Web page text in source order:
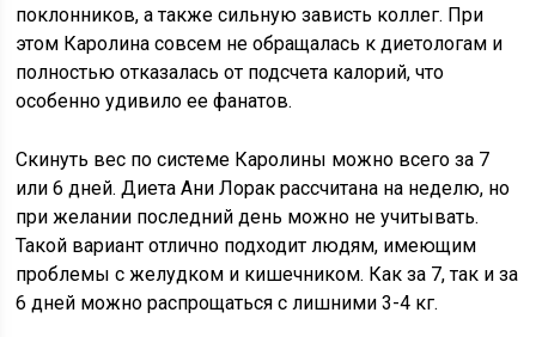
поклонников, а также сильную зависть коллег. При
этом Каролина совсем не обращалась к диетологам и
полностью отказалась от подсчета калорий, что
особенно удивило ее фанатов.
Скинуть вес по системе Каролины можно всего за 7
или 6 дней. Диета Ани Лорак рассчитана на неделю, но
при желании последний день можно не учитывать.
Такой вариант отлично подходит людям, имеющим
проблемы с желудком и кишечником. Как за 7, так и за
6 дней можно распрощаться с лишними 3-4 кг.